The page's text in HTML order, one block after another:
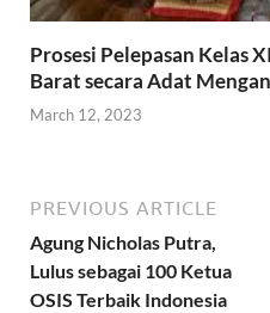
Prosesi Pelepasan Kelas
Barat secara Adat
March 12, 2023
PREVIOUS ARTICLE
Agung Nicholas Putra,
Lulus sebagai 100 Ketua
OSIS Terbaik Indonesia